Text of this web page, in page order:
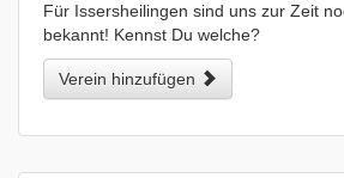
Für Issersheilingen sind uns zur Zeit
bekannt! Kennst Du welche?
Verein hinzufügen